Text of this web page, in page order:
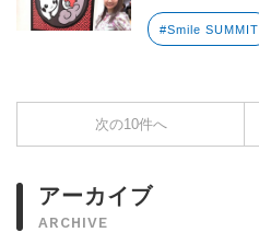
#Smile SUMMIT
次の10件へ
アーカイブ
ARCHIVE